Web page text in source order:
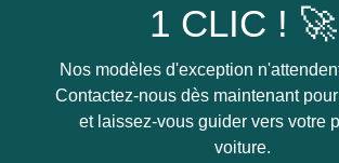
1 CLIC ! 🚀
Nos modèles d'exception
Contactez-nous dès maintenant
et laissez-vous guider vers votre
voiture.